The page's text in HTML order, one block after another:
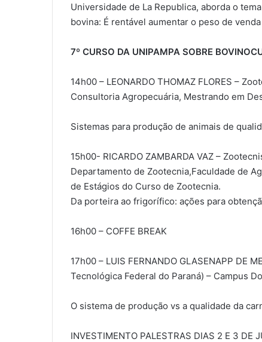
Universidade de La Republica, aborda o
bovina: É rentável aumentar o peso de
7º CURSO DA UNIPAMPA SOBRE
14h00 – LEONARDO THOMAZ FLORES –
Consultoria Agropecuária, Mestrando em
Sistemas para produção de animais de
15h00- RICARDO ZAMBARDA VAZ –
Departamento de Zootecnia,Faculdade de
de Estágios do Curso de Zootecnia.
Da porteira ao frigorífico: ações para
16h00 – COFFE BREAK
17h00 – LUIS FERNANDO GLASENAPP DE
Tecnológica Federal do Paraná) – Campus
O sistema de produção vs a qualidade da
INVESTIMENTO PALESTRAS DIAS 2 E 3 DE